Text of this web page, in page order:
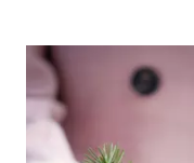
MODA:
UM
CAMINHO
A